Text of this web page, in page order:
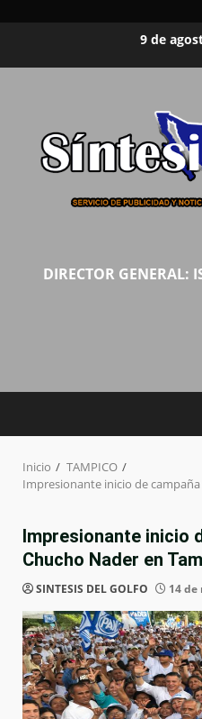
9 de
DIRECTOR GENERAL:
Inicio
TAMPICO
Impresionante inicio de
Impresionante inicio
Chucho Nader en
SINTESIS DEL GOLFO 14 de